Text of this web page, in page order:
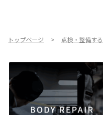
トップページ 点検・整備する